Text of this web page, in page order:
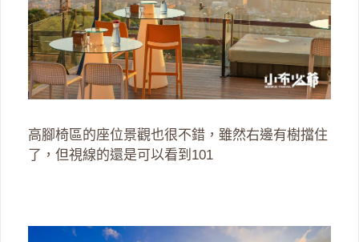
高腳椅區的座位景觀也很不錯，雖然右邊有樹擋住
了，但視線的還是可以看到101